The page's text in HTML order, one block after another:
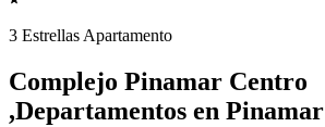
3 Estrellas Apartamento
Complejo Pinamar Centro
,Departamentos en Pinamar